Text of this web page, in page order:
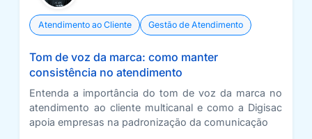
Atendimento ao Cliente Gestão de Atendimento
Tom de voz da marca: como manter
consistência no atendimento
Entenda a importância do tom de voz da marca no
atendimento ao cliente multicanal e como a Digisac
apoia empresas na padronização da comunicação